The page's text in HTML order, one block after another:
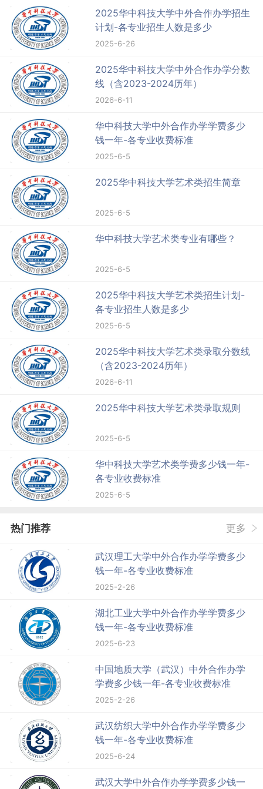
2025华中科技大学中外合作办学招生
计划-各专业招生人数是多少
2025-6-26
2025华中科技大学中外合作办学分数
线（含2023-2024历年）
2026-6-11
华中科技大学中外合作办学学费多少
钱一年-各专业收费标准
2025-6-5
2025华中科技大学艺术类招生简章
2025-6-5
华中科技大学艺术类专业有哪些？
2025-6-5
2025华中科技大学艺术类招生计划-
各专业招生人数是多少
2025-6-5
2025华中科技大学艺术类录取分数线
（含2023-2024历年）
2026-6-11
2025华中科技大学艺术类录取规则
2025-6-5
华中科技大学艺术类学费多少钱一年-
各专业收费标准
2025-6-5
热门推荐 更多
武汉理工大学中外合作办学学费多少
钱一年-各专业收费标准
2025-2-26
湖北工业大学中外合作办学学费多少
钱一年-各专业收费标准
2025-6-23
中国地质大学（武汉）中外合作办学
学费多少钱一年-各专业收费标准
2025-2-26
武汉纺织大学中外合作办学学费多少
钱一年-各专业收费标准
2025-6-24
武汉大学中外合作办学学费多少钱一